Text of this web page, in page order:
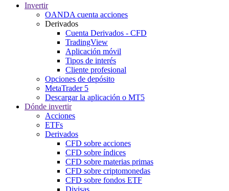
Invertir
OANDA cuenta acciones
Derivados
Cuenta Derivados - CFD
TradingView
Aplicación móvil
Tipos de interés
Cliente profesional
Opciones de depósito
MetaTrader 5
Descargar la aplicación o MT5
Dónde invertir
Acciones
ETFs
Derivados
CFD sobre acciones
CFD sobre índices
CFD sobre materias primas
CFD sobre criptomonedas
CFD sobre fondos ETF
Divisas